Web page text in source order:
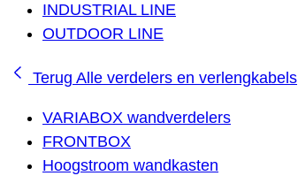
INDUSTRIAL LINE
OUTDOOR LINE
Terug Alle verdelers en verlengkabels
VARIABOX wandverdelers
FRONTBOX
Hoogstroom wandkasten